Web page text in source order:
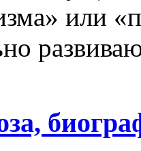
или